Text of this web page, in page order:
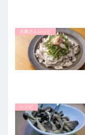
志麻さんレシピ
レシピ